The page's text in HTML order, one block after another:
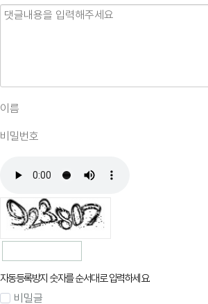
자동등록방지 숫자를 순서대로 입력하세요.
비밀글